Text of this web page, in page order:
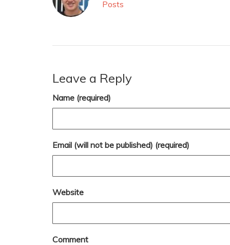
Posts
Leave a Reply
Name (required)
Email (will not be published) (required)
Website
Comment